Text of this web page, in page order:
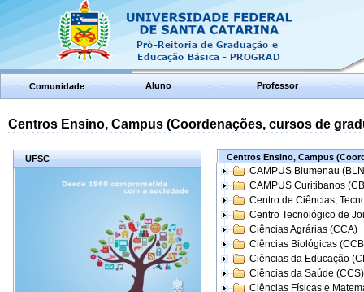
Comunidade Aluno Professor
Centros Ensino, Campus (Coordenações, cursos de
UFSC Centros Ensino, Campus
CAMPUS Blumenau
CAMPUS Curitibanos
Centro de Ciências,
Centro Tecnológico de
Ciências Agrárias (CCA)
Ciências Biológicas
Ciências da Educação
Ciências da Saúde (CCS)
Ciências Físicas e